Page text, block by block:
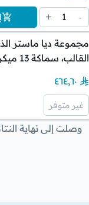
-
1
+
مجموعة ديا ماستر
القالب، سماكة 13 ميكرون
٤٦٤٫٦٠
غير متوفر
وصلت إلى نهاية